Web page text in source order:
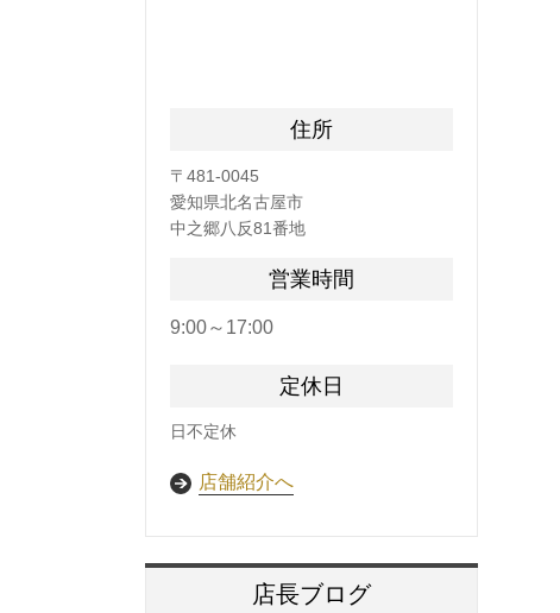
住所
〒481-0045
愛知県北名古屋市
中之郷八反81番地
営業時間
9:00～17:00
定休日
日不定休
店舗紹介へ
店長ブログ